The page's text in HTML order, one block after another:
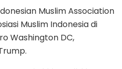
Muslim Association
Muslim Indonesia di
Washington DC,